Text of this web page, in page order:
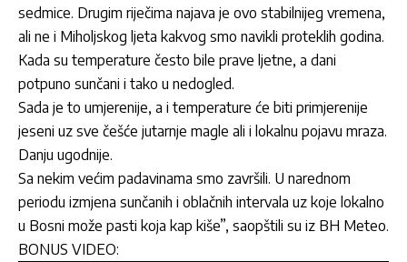
sedmice. Drugim riječima najava je ovo stabilnijeg vremena,
ali ne i Miholjskog ljeta kakvog smo navikli proteklih godina.
Kada su temperature često bile prave ljetne, a dani
potpuno sunčani i tako u nedogled.
Sada je to umjerenije, a i temperature će biti primjerenije
jeseni uz sve češće jutarnje magle ali i lokalnu pojavu mraza.
Danju ugodnije.
Sa nekim većim padavinama smo završili. U narednom
periodu izmjena sunčanih i oblačnih intervala uz koje lokalno
u Bosni može pasti koja kap kiše”, saopštili su iz BH Meteo.
BONUS VIDEO: